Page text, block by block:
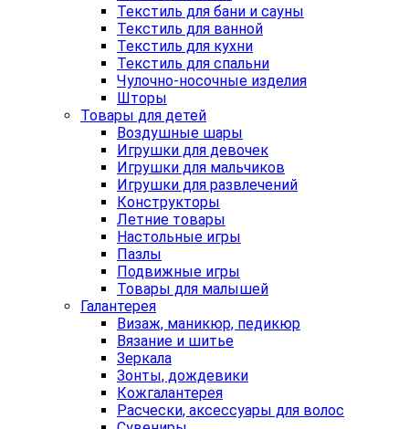
Текстиль для бани и сауны
Текстиль для ванной
Текстиль для кухни
Текстиль для спальни
Чулочно-носочные изделия
Шторы
Товары для детей
Воздушные шары
Игрушки для девочек
Игрушки для мальчиков
Игрушки для развлечений
Конструкторы
Летние товары
Настольные игры
Пазлы
Подвижные игры
Товары для малышей
Галантерея
Визаж, маникюр, педикюр
Вязание и шитье
Зеркала
Зонты, дождевики
Кожгалантерея
Расчески, аксессуары для волос